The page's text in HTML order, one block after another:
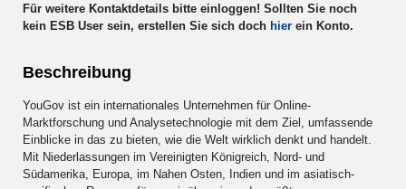
Für weitere Kontaktdetails bitte einloggen! Sollten Sie noch
kein ESB User sein, erstellen Sie sich doch hier ein Konto.
Beschreibung
YouGov ist ein internationales Unternehmen für Online-
Marktforschung und Analysetechnologie mit dem Ziel, umfassende
Einblicke in das zu bieten, wie die Welt wirklich denkt und handelt.
Mit Niederlassungen im Vereinigten Königreich, Nord- und
Südamerika, Europa, im Nahen Osten, Indien und im asiatisch-